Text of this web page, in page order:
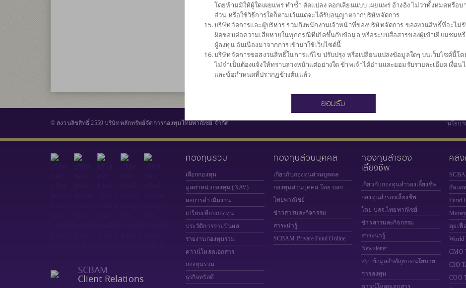
395,150,634.66
มูลค่าหน่วยลงทุน 12.8814
ณ วันที่ 6 ส.ค. 2569
โดยห้ามมิให้ผู้ใดเผยแพร่ ทำซ้ำ ดัดแปลง ลอกเลียนแบบ เผยแพร่ อ้างอิง ไม่ว่าทั้งหมดหรือบ
ส่วน หรือใช้วิธีการใดก็ตามเว้นแต่จะได้รับอนุญาตจากบริษัทจัดการ
บริษัทจัดการและผู้บริหาร รวมถึงพนักงานเจ้าหน้าที่ของบริษัทจัดการ ขอสงวนสิทธิ์ที่จะไม่
ผิดชอบต่อความเสียหายในทุกกรณีที่เกิดขึ้นกับข้อมูล หรือระบบสื่อสารของผู้เข้าเยี่ยมชมห
ผู้ลงทุน อันเนื่องมาจากการเข้ามาใช้เว็บไซด์นี้
บริษัทจัดการขอสงวนสิทธิ์ในการแก้ไข ปรับปรุง หรือเปลี่ยนแปลงข้อมูลใดๆ บนเว็บไซด์นี้โด
ไม่จำเป็นต้องแจ้งให้ทราบล่วงหน้าแต่อย่างใด ข้าพเจ้าได้อ่านและยอมรับรายละเอียด เงื่อน
และข้อกำหนดที่ปรากฏข้างต้นแล้ว
ยอมรับ
© สงวนลิขสิทธิ์ 2559 บริษัทหลักทรัพย์จัดการกองทุนไทยพาณิชย์ จำกัด นโยบ
SCBAM
Client Relations
กองทุนรวม
เลือกกองทุน
มูลค่าหน่วยลงทุน (NAV)
ผลการดำเนินงาน
เปรียบเทียบกองทุน
ประวัติการจ่ายปันผล
รายงานกองทุนรวม
ดาวน์โหลดเอกสาร
กองทุนรวม
ธุรกิจทรัสตี
กองทุนส่วนบุคคล
เกี่ยวกับกองทุนส่วนบุคคล
กองทุนส่วนบุคคล โดย บลจ.
ไทยพาณิชย์
ข่าวสารและกิจกรรม
สาระน่ารู้
SCBAM Private Fund Online
กองทุนสำรอง
เลี้ยงชีพ
เกี่ยวกับกองทุนสำรองเลี้ยงชีพ
กองทุนสำรองเลี้ยงชีพ
โดย บลจ.ไทยพาณิชย์
ข่าวสารและกิจกรรม
สาระน่ารู้
Newsletter
สรุปข้อมูลสำคัญของนโยบาย
การลงทุน
ดาวน์โหลดเอกสาร
คลั
อัพเด
Fund
คุยเฟื่
World
CMO
CIO
COO